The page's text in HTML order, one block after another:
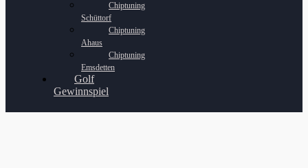
Chiptuning
Schüttorf
Chiptuning
Ahaus
Chiptuning
Emsdetten
Golf
Gewinnspiel